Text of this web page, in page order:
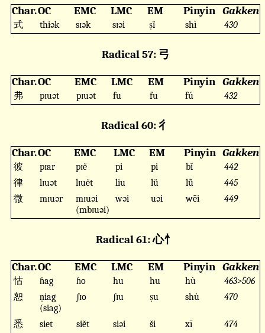
Char.OC EMC LMC EM Pinyin Gakken
式 thiək sɪək sɪəi ṣï shì 430
Radical 57: 弓
Char.OC EMC LMC EM Pinyin Gakken
弗 pɪuət pɪuət fu fu fú 432
Radical 60: 彳
Char.OC EMC LMC EM Pinyin Gakken
彼 pɪar pɪĕ pi pi bǐ
442
律
lɪuət lɪuĕt liu lü lǜ
445
微
mɪuər
mɪuəi
(mbɪuəi)
wəi uəi wēi 449
Radical 61: 心忄
Char.OC EMC LMC EM Pinyin Gakken
怙 ɦag ɦo hu hu hù
463>506
恕
ṇiag
(siag)
ʃɪo ʃɪu ṣu shù 470
悉 siet siĕt siəi s̆i xī
474